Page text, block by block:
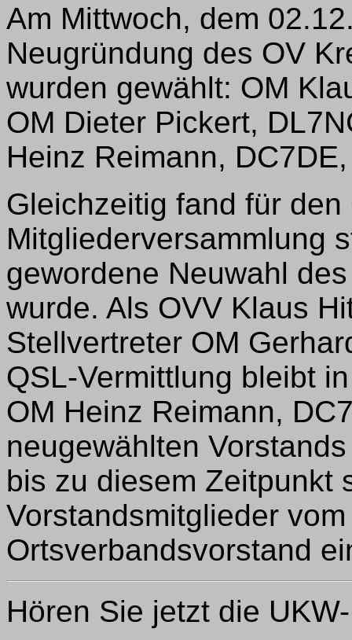
Am Mittwoch, dem
Neugründung des OV
wurden gewählt: OM
OM Dieter Pickert,
Heinz Reimann,
Gleichzeitig fand für
Mitgliederversammlung
gewordene Neuwahl
wurde. Als OVV Klaus
Stellvertreter OM
QSL-Vermittlung bleibt
OM Heinz Reimann,
neugewählten
bis zu diesem Zeitpunkt
Vorstandsmitglieder
Ortsverbandsvorstand
Hören Sie jetzt die